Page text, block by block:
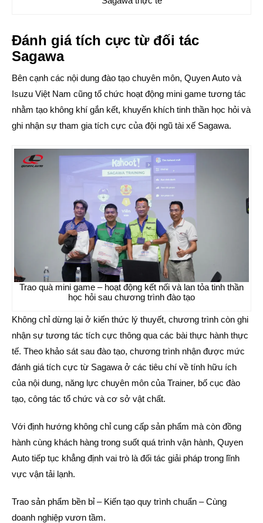
Đánh giá tích cực từ đối tác
Sagawa
Bên cạnh các nội dung đào tạo chuyên môn, Quyen Auto và
Isuzu Việt Nam cũng tổ chức hoạt động mini game tương tác
nhằm tạo không khí gắn kết, khuyến khích tinh thần học hỏi và
ghi nhận sự tham gia tích cực của đội ngũ tài xế Sagawa.
Trao quà mini game – hoạt động kết nối và lan tỏa tinh thần
học hỏi sau chương trình đào tạo
Không chỉ dừng lại ở kiến thức lý thuyết, chương trình còn ghi
nhận sự tương tác tích cực thông qua các bài thực hành thực
tế. Theo khảo sát sau đào tạo, chương trình nhận được mức
đánh giá tích cực từ Sagawa ở các tiêu chí về tính hữu ích
của nội dung, năng lực chuyên môn của Trainer, bố cục đào
tạo, công tác tổ chức và cơ sở vật chất.
Với định hướng không chỉ cung cấp sản phẩm mà còn đồng
hành cùng khách hàng trong suốt quá trình vận hành, Quyen
Auto tiếp tục khẳng định vai trò là đối tác giải pháp trong lĩnh
vực vận tải lạnh.
Trao sản phẩm bền bỉ – Kiến tạo quy trình chuẩn – Cùng
doanh nghiệp vươn tầm.